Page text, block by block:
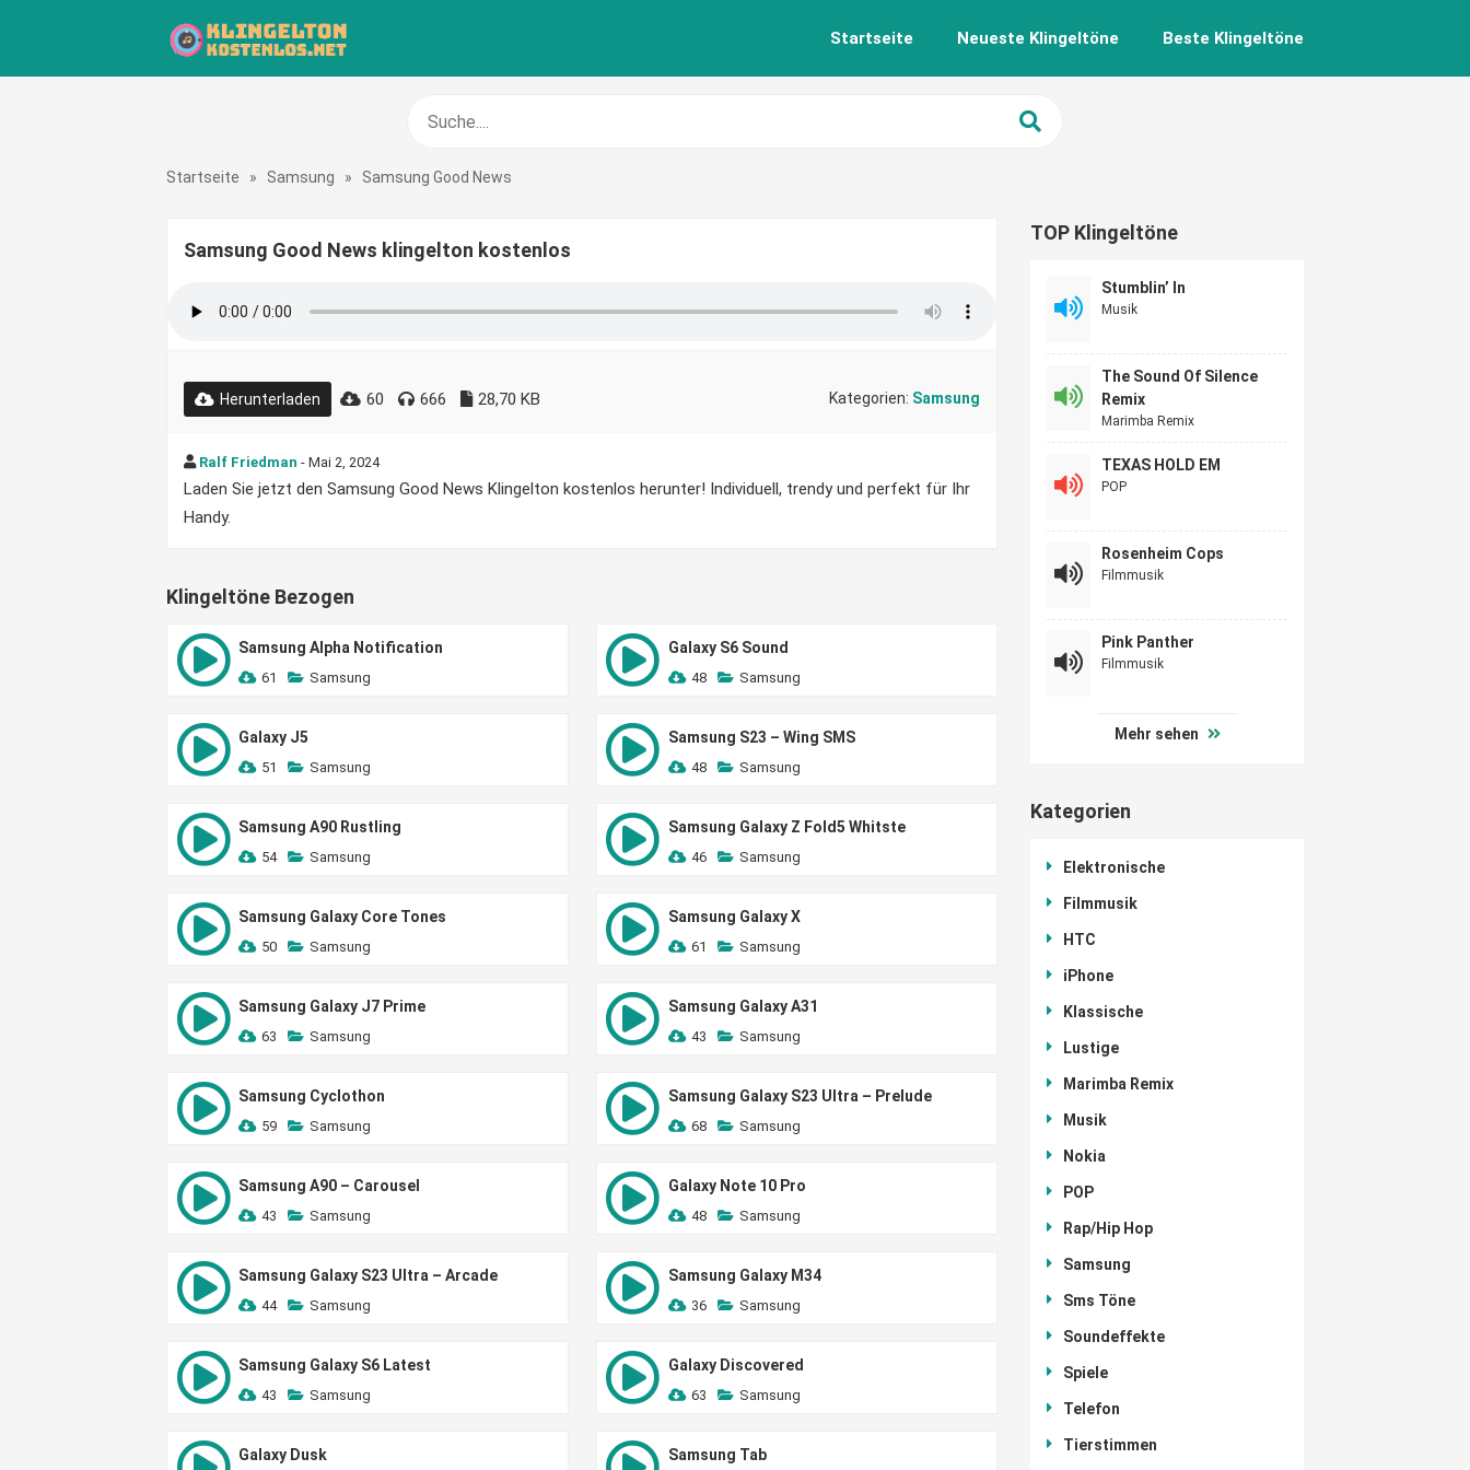
Startseite Neueste Klingeltöne Beste Klingeltöne
Startseite » Samsung » Samsung Good News
Samsung Good News klingelton kostenlos
Herunterladen 60 666 28,70 KB Kategorien: Samsung
Ralf Friedman - Mai 2, 2024
Laden Sie jetzt den Samsung Good News Klingelton kostenlos herunter! Individuell, trendy und perfekt für Ihr
Handy.
Klingeltöne Bezogen
Samsung Alpha Notification
61 Samsung
Galaxy S6 Sound
48 Samsung
Galaxy J5
51 Samsung
Samsung S23 – Wing SMS
48 Samsung
Samsung A90 Rustling
54 Samsung
Samsung Galaxy Z Fold5 Whitste
46 Samsung
Samsung Galaxy Core Tones
50 Samsung
Samsung Galaxy X
61 Samsung
Samsung Galaxy J7 Prime
63 Samsung
Samsung Galaxy A31
43 Samsung
Samsung Cyclothon
59 Samsung
Samsung Galaxy S23 Ultra – Prelude
68 Samsung
Samsung A90 – Carousel
43 Samsung
Galaxy Note 10 Pro
48 Samsung
Samsung Galaxy S23 Ultra – Arcade
44 Samsung
Samsung Galaxy M34
36 Samsung
Samsung Galaxy S6 Latest
43 Samsung
Galaxy Discovered
63 Samsung
Galaxy Dusk Samsung Tab
TOP Klingeltöne
Stumblin’ In
Musik
The Sound Of Silence
Remix
Marimba Remix
TEXAS HOLD EM
POP
Rosenheim Cops
Filmmusik
Pink Panther
Filmmusik
Mehr sehen
Kategorien
Elektronische
Filmmusik
HTC
iPhone
Klassische
Lustige
Marimba Remix
Musik
Nokia
POP
Rap/Hip Hop
Samsung
Sms Töne
Soundeffekte
Spiele
Telefon
Tierstimmen